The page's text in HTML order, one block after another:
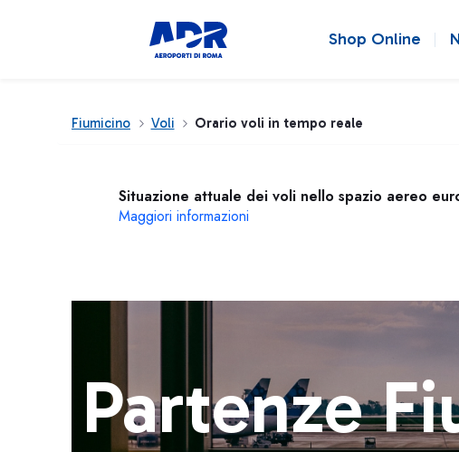
Shop Online
Fiumicino Voli Orario voli in tempo reale
Situazione attuale dei voli nello spazio aereo
Maggiori informazioni
Partenze